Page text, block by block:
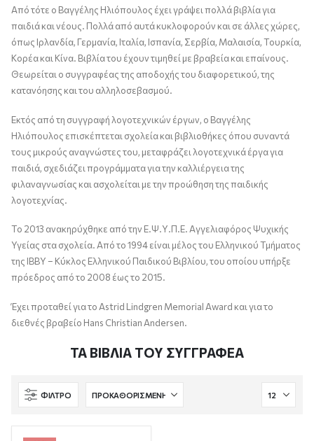
Από τότε ο Βαγγέλης Ηλιόπουλος έχει γράψει πολλά βιβλία για
παιδιά και νέους. Πολλά από αυτά κυκλοφορούν και σε άλλες χώρες,
όπως Ιρλανδία, Γερμανία, Ιταλία, Ισπανία, Σερβία, Μαλαισία, Τουρκία,
Κορέα και Κίνα. Βιβλία του έχουν τιμηθεί με βραβεία και επαίνους.
Θεωρείται ο συγγραφέας της αποδοχής του διαφορετικού, της
κατανόησης και του αλληλοσεβασμού.
Εκτός από τη συγγραφή λογοτεχνικών έργων, ο Βαγγέλης
Ηλιόπουλος επισκέπτεται σχολεία και βιβλιοθήκες όπου συναντά
τους μικρούς αναγνώστες του, μεταφράζει λογοτεχνικά έργα για
παιδιά, σχεδιάζει προγράμματα για την καλλιέργεια της
φιλαναγνωσίας και ασχολείται με την προώθηση της παιδικής
λογοτεχνίας.
Το 2013 ανακηρύχθηκε από την Ε.Ψ.Υ.Π.Ε. Αγγελιαφόρος Ψυχικής
Υγείας στα σχολεία. Από το 1994 είναι μέλος του Ελληνικού Τμήματος
της ΙΒΒΥ – Κύκλος Ελληνικού Παιδικού Βιβλίου, του οποίου υπήρξε
πρόεδρος από το 2008 έως το 2015.
Έχει προταθεί για το Astrid Lindgren Memorial Award και για το
διεθνές βραβείο Hans Christian Andersen.
ΤΑ ΒΙΒΛΙΑ ΤΟΥ ΣΥΓΓΡΑΦΕΑ
ΦΊΛΤΡΟ